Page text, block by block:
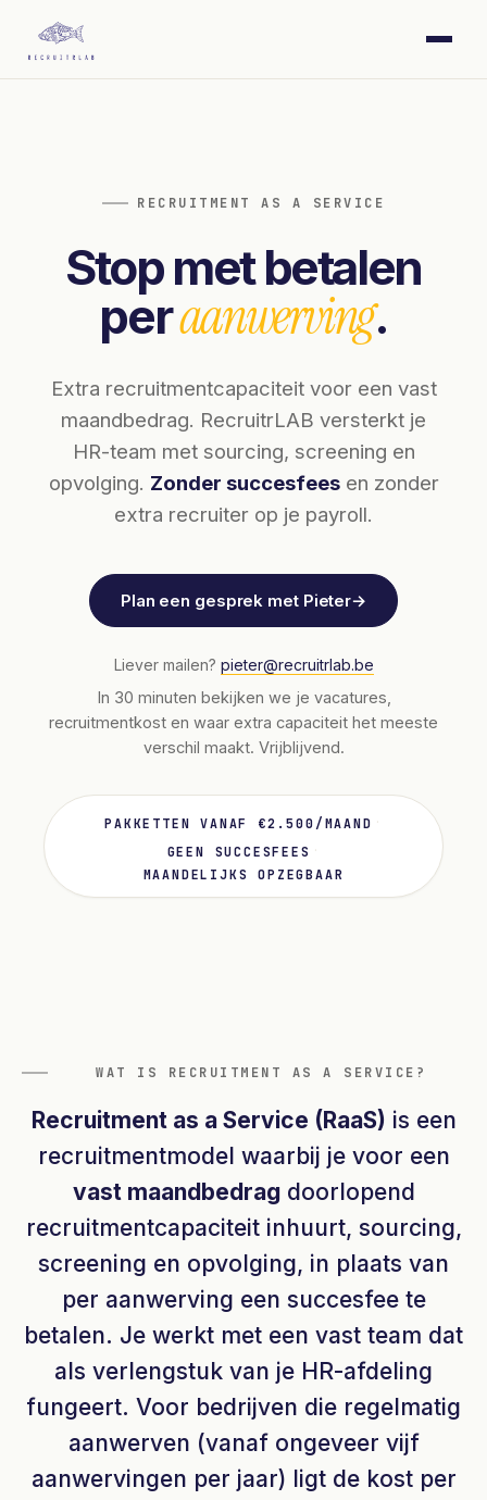
RECRUITMENT AS A SERVICE
Stop met betalen
peraanwerving.
Extra recruitmentcapaciteit voor een vast
maandbedrag. RecruitrLAB versterkt je
HR-team met sourcing, screening en
opvolging. Zonder succesfeesen zonder
extra recruiter op je payroll.
Plan een gesprek met Pieter→
Liever mailen? pieter@recruitrlab.be
In 30 minuten bekijken we je vacatures,
recruitmentkost en waar extra capaciteit het meeste
verschil maakt. Vrijblijvend.
PAKKETTEN VANAF €2.500/MAAND ·
GEEN SUCCESFEES ·
MAANDELIJKS OPZEGBAAR
WAT IS RECRUITMENT AS A SERVICE?
Recruitment as a Service (RaaS) is een
recruitmentmodel waarbij je voor een
vast maandbedragdoorlopend
recruitmentcapaciteit inhuurt, sourcing,
screening en opvolging, in plaats van
per aanwerving een succesfee te
betalen. Je werkt met een vast team dat
als verlengstuk van je HR-afdeling
fungeert. Voor bedrijven die regelmatig
aanwerven (vanaf ongeveer vijf
aanwervingen per jaar) ligt de kost per